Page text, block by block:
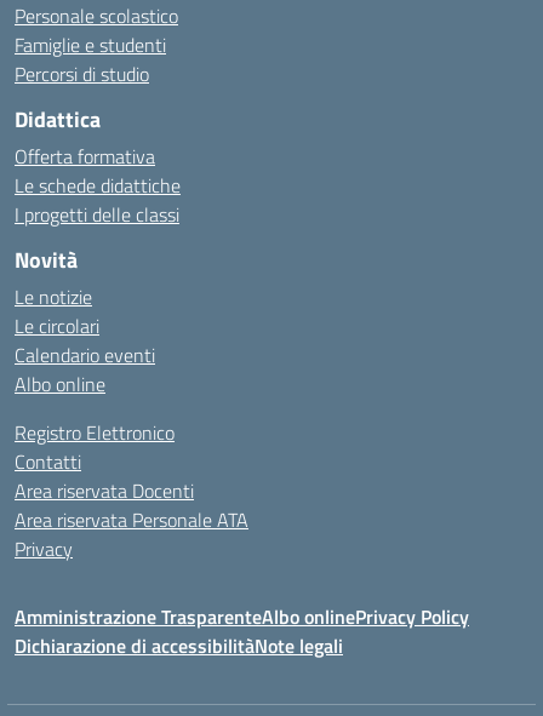
Personale scolastico
Famiglie e studenti
Percorsi di studio
Didattica
Offerta formativa
Le schede didattiche
I progetti delle classi
Novità
Le notizie
Le circolari
Calendario eventi
Albo online
Registro Elettronico
Contatti
Area riservata Docenti
Area riservata Personale ATA
Privacy
Amministrazione TrasparenteAlbo onlinePrivacy Policy
Dichiarazione di accessibilitàNote legali